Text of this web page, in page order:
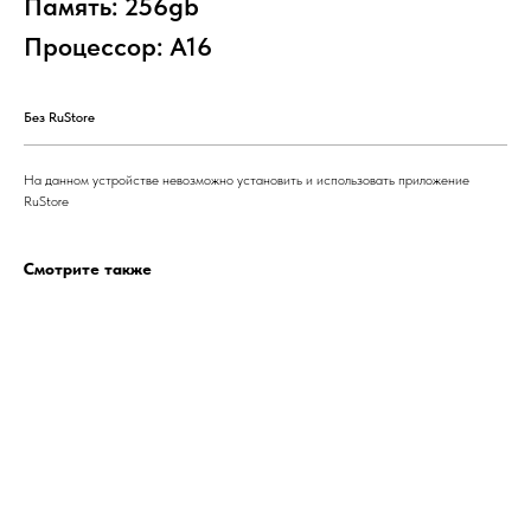
Процессор: A16
Без RuStore
На данном устройстве невозможно установить и использовать приложение
RuStore
Смотрите также